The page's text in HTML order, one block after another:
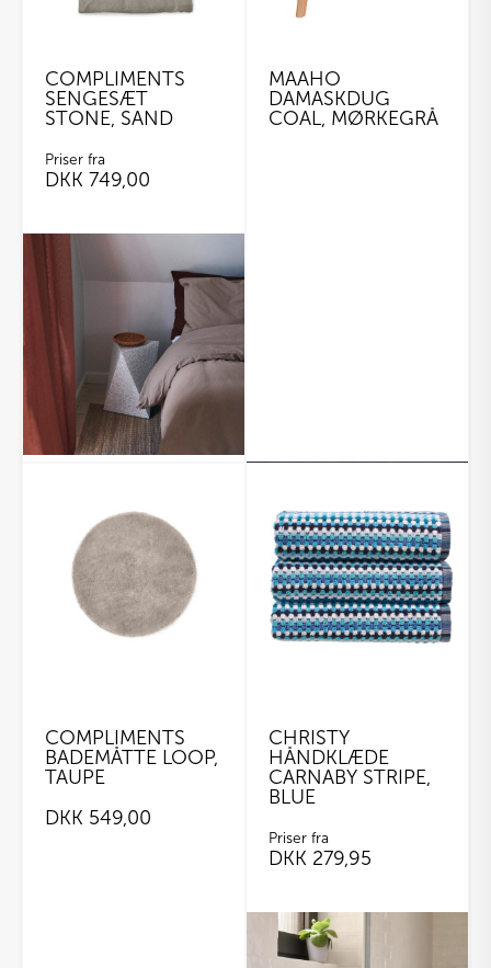
COMPLIMENTS
SENGESÆT
STONE, SAND
Priser fra
DKK 749,00
vare
varianter.
Mulighederne
vælges
på
varesiden
MAAHO
DAMASKDUG
COAL, MØRKEGRÅ
COMPLIMENTS
BADEMÅTTE LOOP,
TAUPE
DKK 549,00
CHRISTY
HÅNDKLÆDE
CARNABY STRIPE,
BLUE
Priser fra
DKK 279,95